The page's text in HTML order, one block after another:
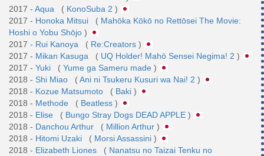
2017 - Aqua ( KonoSuba 2 )
2017 - Honoka Mitsui ( Mahōka Kōkō no Rettōsei The Movie:
Hoshi o Yobu Shōjo )
2017 - Rui Kanoya ( Re:Creators )
2017 - Mikan Kasuga ( UQ Holder! Mahō Sensei Negima! 2 )
2017 - Yuki ( Yume ga Sameru made )
2018 - Shi Miao (Ani ni Tsukeru Kusuri wa Nai! 2 )
2018 - Kozue Matsumoto ( Baki )
2018 - Methode ( Beatless )
2018 - Elise ( Bungo Stray Dogs DEAD APPLE )
2018 - Danchou Arthur ( Million Arthur )
2018 - Hitomi Uzaki ( Morsi Assassini )
2018 - Elizabeth Liones ( Nanatsu no Taizai Tenku no